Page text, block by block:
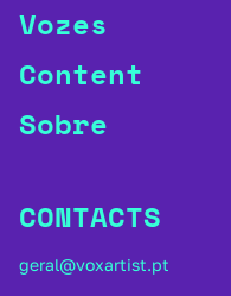
Vozes
Content
Sobre
CONTACTS
geral@voxartist.pt